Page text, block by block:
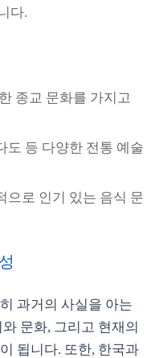
다.
종교 문화를 가지고
도 등 다양한 전통 예술
으로 인기 있는 음식 문
과거의 사실을 아는
문화, 그리고 현재의
됩니다. 또한, 한국과